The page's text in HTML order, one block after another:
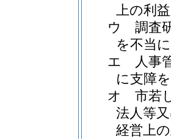
上の利
ウ
調査
を不当
エ
人事
に支障
オ
市若
法人等
経営上